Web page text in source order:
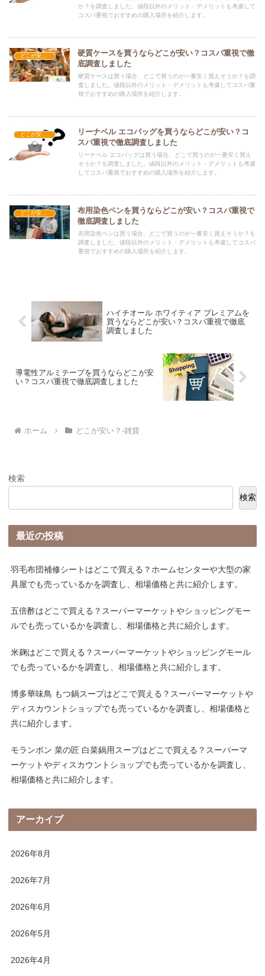
か？を調査しました。値段以外のメリット・デメリットも考慮して
コスパ重視でおすすめの購入場所を紹介します。
どこが安い？-雑貨
硬質ケースを買うならどこが安い？コスパ重視で徹
底調査しました
硬質ケースは買う場合、どこで買うのが一番安く買えそうか？を調
査しました。値段以外のメリット・デメリットも考慮してコスパ重
視でおすすめの購入場所を紹介します。
どこが安い？-雑貨
リーナベル エコバッグを買うならどこが安い？コ
スパ重視で徹底調査しました
リーナベル エコバッグは買う場合、どこで買うのが一番安く買え
そうか？を調査しました。値段以外のメリット・デメリットも考慮
してコスパ重視でおすすめの購入場所を紹介します。
どこが安い？-雑貨
布用染色ペンを買うならどこが安い？コスパ重視で
徹底調査しました
布用染色ペンは買う場合、どこで買うのが一番安く買えそうか？を
調査しました。値段以外のメリット・デメリットも考慮してコスパ
重視でおすすめの購入場所を紹介します。
ハイチオール ホワイティア プレミアムを
買うならどこが安い？コスパ重視で徹底
調査しました
導電性アルミテープを買うならどこが安
い？コスパ重視で徹底調査しました
ホーム どこが安い？-雑貨
検索
検索
最近の投稿
羽毛布団補修シートはどこで買える？ホームセンターや大型の家
具屋でも売っているかを調査し、相場価格と共に紹介します。
五倍酢はどこで買える？スーパーマーケットやショッピングモー
ルでも売っているかを調査し、相場価格と共に紹介します。
米麹はどこで買える？スーパーマーケットやショッピングモール
でも売っているかを調査し、相場価格と共に紹介します。
博多華味鳥 もつ鍋スープはどこで買える？スーパーマーケットや
ディスカウントショップでも売っているかを調査し、相場価格と
共に紹介します。
モランボン 菜の匠 白菜鍋用スープはどこで買える？スーパーマ
ーケットやディスカウントショップでも売っているかを調査し、
相場価格と共に紹介します。
アーカイブ
2026年8月
2026年7月
2026年6月
2026年5月
2026年4月